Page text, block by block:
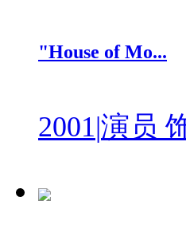
"House of Mo...
2001|演员